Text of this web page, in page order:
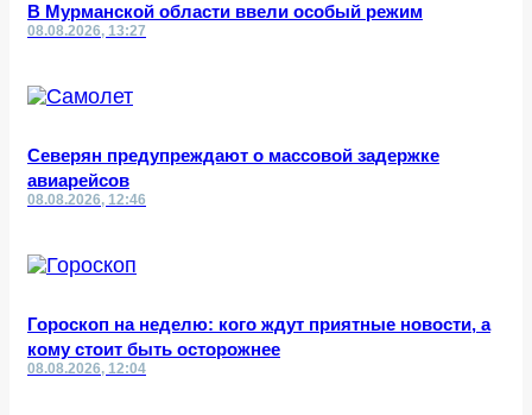
В Мурманской области ввели особый режим
08.08.2026, 13:27
Северян предупреждают о массовой задержке
авиарейсов
08.08.2026, 12:46
Гороскоп на неделю: кого ждут приятные новости, а
кому стоит быть осторожнее
08.08.2026, 12:04